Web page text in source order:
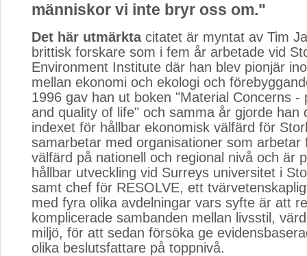
människor vi inte bryr oss om."
Det här utmärktacitatet är myntat av Tim
brittisk forskare som i fem år arbetade vid
Environment Institute där han blev pionjär
mellan ekonomi och ekologi och
1996 gav han ut boken "Material Concerns -
and quality of life" och samma år gjorde han
indexet för hållbar ekonomisk välfärd för
samarbetar med organisationer som arbetar
välfärd på nationell och regional nivå och är
hållbar utveckling vid Surreys universitet i
samt chef för RESOLVE, ett
med fyra olika avdelningar vars syfte är att
komplicerade sambanden mellan livsstil,
miljö, för att sedan försöka ge
olika beslutsfattare på toppnivå.